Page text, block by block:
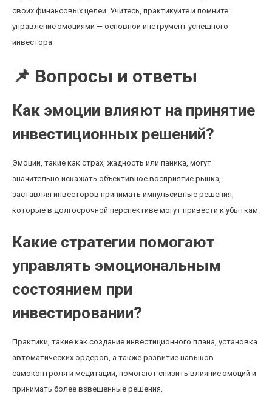
своих финансовых целей. Учитесь, практикуйте и помните:
управление эмоциями — основной инструмент успешного
инвестора.
📌 Вопросы и ответы
Как эмоции влияют на принятие
инвестиционных решений?
Эмоции, такие как страх, жадность или паника, могут
значительно искажать объективное восприятие рынка,
заставляя инвесторов принимать импульсивные решения,
которые в долгосрочной перспективе могут привести к убыткам.
Какие стратегии помогают
управлять эмоциональным
состоянием при
инвестировании?
Практики, такие как создание инвестиционного плана, установка
автоматических ордеров, а также развитие навыков
самоконтроля и медитации, помогают снизить влияние эмоций и
принимать более взвешенные решения.